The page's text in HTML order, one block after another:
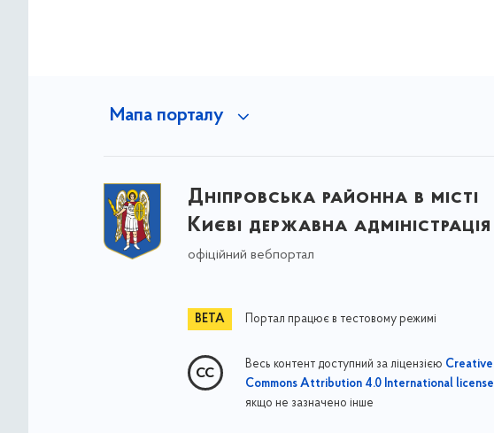
Мапа порталу
Дніпровська районна в місті
Києві державна адміністрація
офіційний вебпортал
Портал працює в тестовому режимі
Весь контент доступний за ліцензією Creative
Commons Attribution 4.0 International license
якщо не зазначено інше